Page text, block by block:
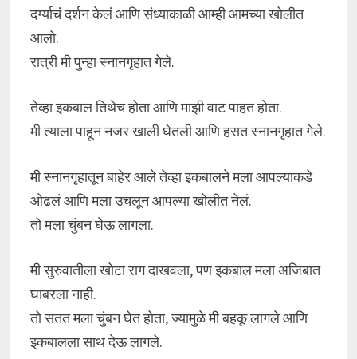
दर्ग्याचं दर्शन केलं आणि संध्याकाळी आम्ही आमच्या खोलीत
आलो.
रात्री मी पुन्हा स्नानगृहात गेले.
तेव्हा इकबाल तिथेच होता आणि माझी वाट पाहत होता.
मी त्याला पाहून नजर खाली घेतली आणि हसत स्नानगृहात गेले.
मी स्नानगृहातून बाहेर आले तेव्हा इकबालने मला आपल्याकडे
ओढलं आणि मला उचलून आपल्या खोलीत नेलं.
तो मला चुंबन घेऊ लागला.
मी सुरुवातीला खोटा राग दाखवला, पण इकबाल मला अजिबात
घाबरला नाही.
तो सतत मला चुंबन घेत होता, ज्यामुळे मी बहकू लागले आणि
इकबालला साथ देऊ लागले.